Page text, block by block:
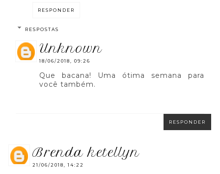
RESPONDER
RESPOSTAS
unknown
18/06/2018, 09:26
Que bacana! Uma ótima semana para
você também.
RESPONDER
brenda ketellyn
21/06/2018, 14:22